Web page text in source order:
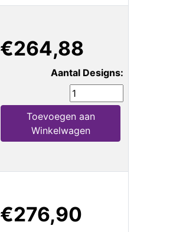
€264,88
Aantal Designs:
Toevoegen aan
Winkelwagen
€276,90